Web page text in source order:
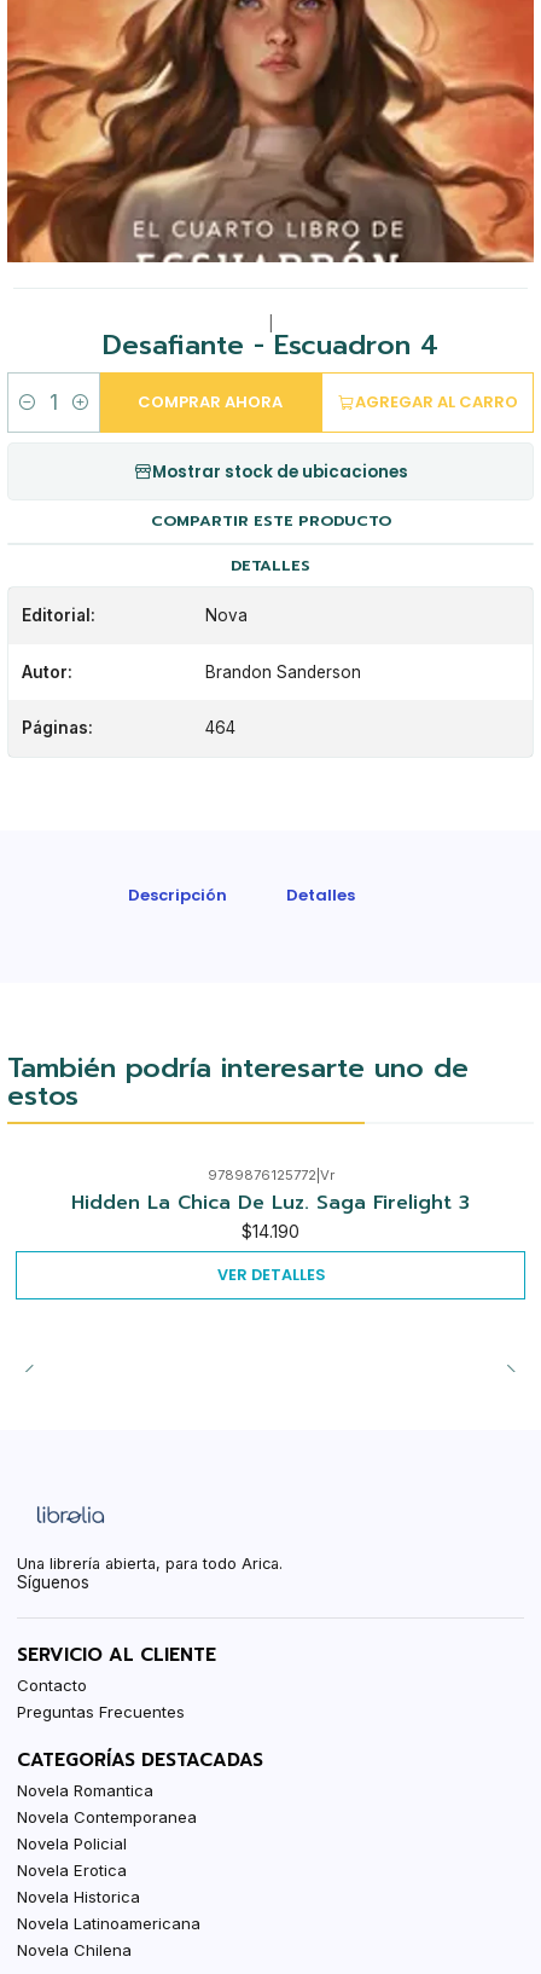
Desafiante - Escuadron 4
Cantidad
AGREGAR AL CARRO
COMPRAR AHORA
Mostrar stock de ubicaciones
COMPARTIR ESTE PRODUCTO
DETALLES
Editorial: Nova
Autor: Brandon Sanderson
Páginas: 464
Descripción Detalles
También podría interesarte uno de
estos
Agotado
9789876125772 Vr
Hidden La Chica De Luz. Saga Firelight 3
$14.190
VER DETALLES
Una librería abierta, para todo Arica.
Síguenos
SERVICIO AL CLIENTE
Contacto
Preguntas Frecuentes
CATEGORÍAS DESTACADAS
Novela Romantica
Novela Contemporanea
Novela Policial
Novela Erotica
Novela Historica
Novela Latinoamericana
Novela Chilena